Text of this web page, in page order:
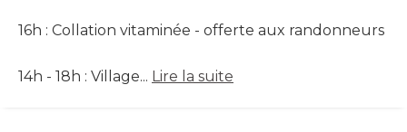
16h : Collation vitaminée - offerte aux randonneurs
14h - 18h : Village... Lire la suite